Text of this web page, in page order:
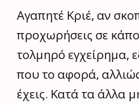
Αγαπητέ Κριέ, αν
προχωρήσεις σε
τολμηρό εγχείρημα,
που το αφορά,
έχεις. Κατά τα άλλα